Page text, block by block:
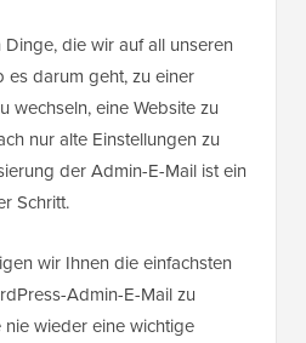
die wir auf all unseren
es darum geht, zu einer
wechseln, eine Website zu
nur alte Einstellungen zu
der Admin-E-Mail ist ein
Schritt.
wir Ihnen die einfachsten
Admin-E-Mail zu
wieder eine wichtige